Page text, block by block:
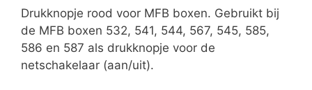
Drukknopje rood voor MFB boxen. Gebruikt bij
de MFB boxen 532, 541, 544, 567, 545, 585,
586 en 587 als drukknopje voor de
netschakelaar (aan/uit).